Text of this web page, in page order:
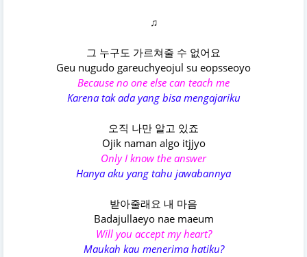
♫
그 누구도 가르쳐줄 수 없어요
Geu nugudo gareuchyeojul su eopsseoyo
Because no one else can teach me
Karena tak ada yang bisa mengajariku
오직 나만 알고 있죠
Ojik naman algo itjjyo
Only I know the answer
Hanya aku yang tahu jawabannya
받아줄래요 내 마음
Badajullaeyo nae maeum
Will you accept my heart?
Maukah kau menerima hatiku?